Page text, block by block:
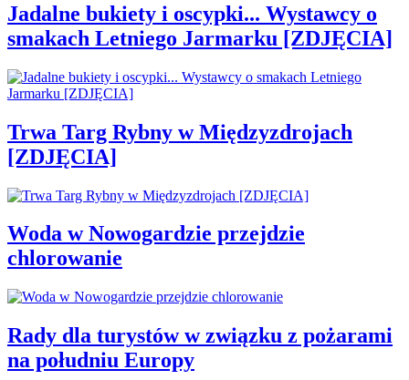
Jadalne bukiety i oscypki... Wystawcy o
smakach Letniego Jarmarku [ZDJĘCIA]
Trwa Targ Rybny w Międzyzdrojach
[ZDJĘCIA]
Woda w Nowogardzie przejdzie
chlorowanie
Rady dla turystów w związku z pożarami
na południu Europy